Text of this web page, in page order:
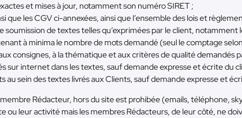
et mises à jour, notamment son numéro SIRET ;
que les CGV ci-annexées, ainsi que l’ensemble des lois et
soumission de textes telles qu’exprimées par le client,
à minima le nombre de mots demandé (seul le comptage
consignes, à la thématique et aux critères de qualité demandés
sur internet dans les textes, sauf demande expresse et écrite du
au sein des textes livrés aux Clients, sauf demande expresse et
Rédacteur, hors du site est prohibée (emails, téléphone,
ou leur activité mais les membres Rédacteurs, de leur côté, ne